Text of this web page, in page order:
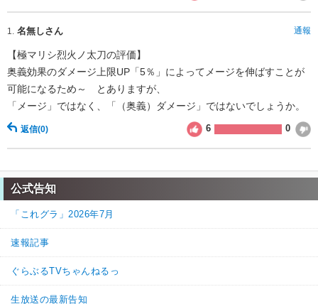
1. 名無しさん 通報
【極マリシ烈火ノ太刀の評価】
奥義効果のダメージ上限UP「5％」によってメージを伸ばすことが
可能になるため～ とありますが、
「メージ」ではなく、「（奥義）ダメージ」ではないでしょうか。
返信(0) 6 0
公式告知
「これグラ」2026年7月
速報記事
ぐらぶるTVちゃんねるっ
生放送の最新告知